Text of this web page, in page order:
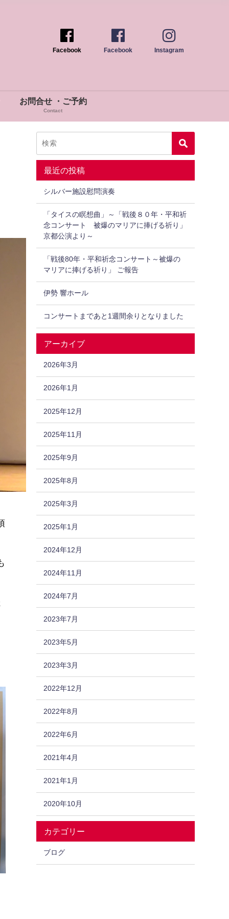
Facebook Facebook Instagram
お問合せ ・ご予約
Contact
最近の投稿
シルバー施設慰問演奏
「タイスの瞑想曲」～「戦後８０年・平和祈
念コンサート 被爆のマリアに捧げる祈り」
京都公演より～
「戦後80年・平和祈念コンサート～被爆の
マリアに捧げる祈り」 ご報告
伊勢 響ホール
コンサートまであと1週間余りとなりました
アーカイブ
2026年3月
2026年1月
2025年12月
2025年11月
2025年9月
2025年8月
2025年3月
2025年1月
2024年12月
2024年11月
2024年7月
2023年7月
2023年5月
2023年3月
2022年12月
2022年8月
2022年6月
2021年4月
2021年1月
2020年10月
カテゴリー
ブログ